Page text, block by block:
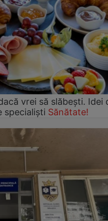
vrei să slăbești. Idei
specialiști Sănătate!